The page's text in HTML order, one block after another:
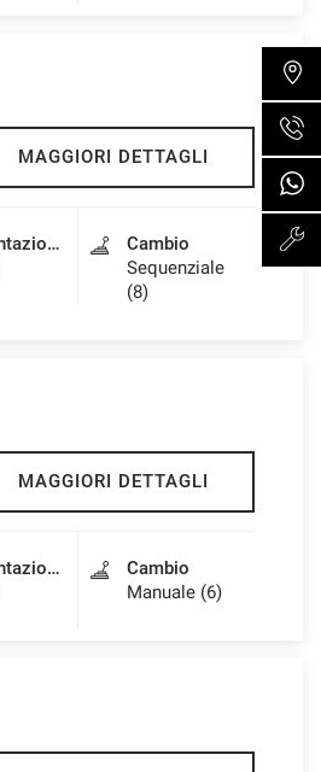
MAGGIORI DETTAGLI
Alimentazione
Cambio
Sequenziale
(8)
MAGGIORI DETTAGLI
Alimentazione
Cambio
Manuale (6)